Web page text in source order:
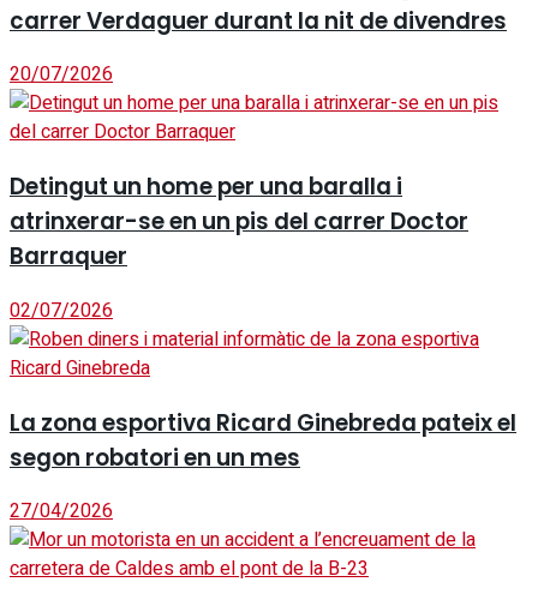
carrer Verdaguer durant la nit de divendres
20/07/2026
Detingut un home per una baralla i
atrinxerar-se en un pis del carrer Doctor
Barraquer
02/07/2026
La zona esportiva Ricard Ginebreda pateix el
segon robatori en un mes
27/04/2026